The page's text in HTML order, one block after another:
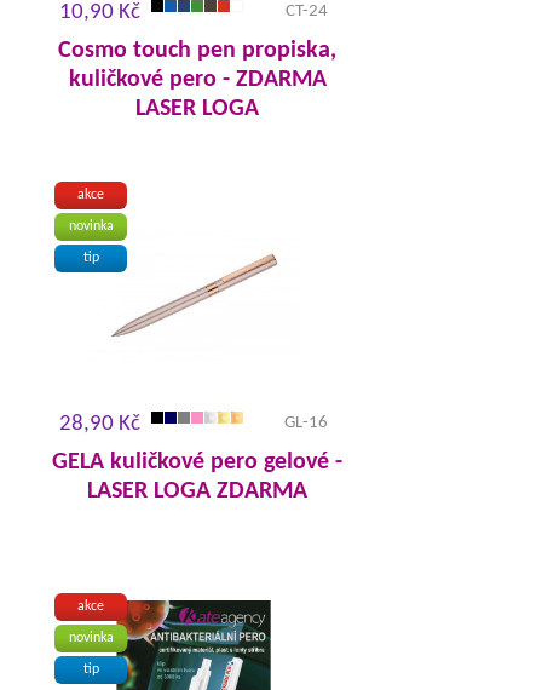
10,90 Kč CT-24
Cosmo touch pen propiska,
kuličkové pero - ZDARMA
LASER LOGA
akce
novinka
tip
28,90 Kč GL-16
GELA kuličkové pero gelové -
LASER LOGA ZDARMA
akce
novinka
tip